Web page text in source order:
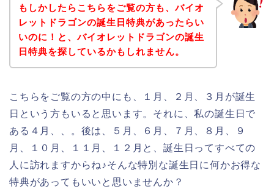
もしかしたらこちらをご覧の方も、バイオ
レットドラゴンの誕生日特典があったらい
いのに！と、バイオレットドラゴンの誕生
日特典を探しているかもしれません。
こちらをご覧の方の中にも、１月、２月、３月が誕生
日という方もいると思います。それに、私の誕生日で
ある４月、、。後は、５月、６月、７月、８月、９
月、１０月、１１月、１２月と、誕生日ってすべての
人に訪れますからね♪そんな特別な誕生日に何かお得な
特典があってもいいと思いませんか？